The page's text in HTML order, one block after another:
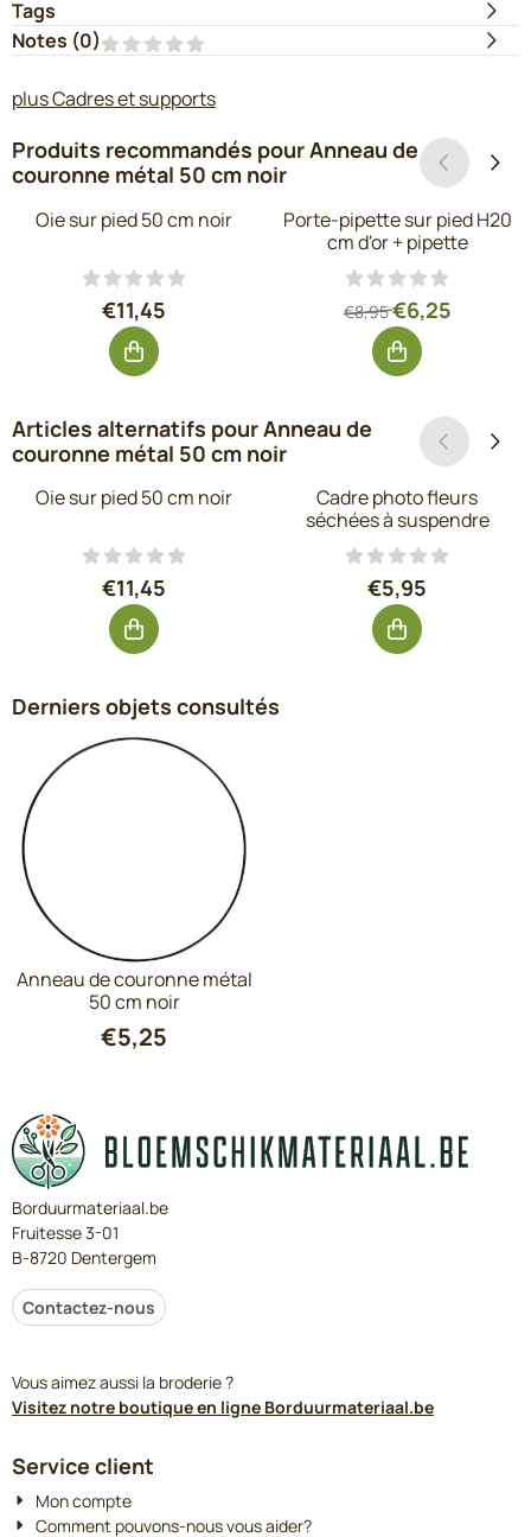
Tags
Notes (0)
plus Cadres et supports
Produits recommandés pourAnneau de
couronne métal 50 cm noir
Oie sur pied 50 cm noir
Prix: 11,45, hors TVA : 9,46
€11,45
Porte-pipette sur pied H20
cm d'or + pipette
Par8,95 pour
€8,95€6,25
Articles alternatifs pourAnneau de
couronne métal 50 cm noir
Oie sur pied 50 cm noir
Prix: 11,45, hors TVA : 9,46
€11,45
Cadre photo fleurs
séchées à suspendre
Prix: 5,95, hors
€5,95
Derniers objets consultés
Anneau de couronne métal
50 cm noir
€5,25
Borduurmateriaal.be
Fruitesse 3-01
B-8720 Dentergem
Contactez-nous
Vous aimez aussi la broderie ?
Visitez notre boutique en ligne Borduurmateriaal.be
Service client
Mon compte
Comment pouvons-nous vous aider?